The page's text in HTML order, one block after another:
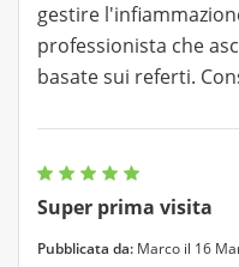
gestire
professionista che
basate sui referti.
Super prima visita
Pubblicata da: Marco il 16